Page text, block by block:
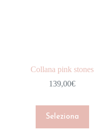
Collana pink stones
139,00€
Seleziona